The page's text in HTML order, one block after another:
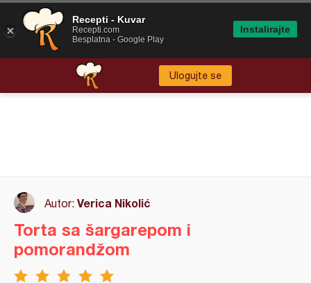
Ulogujte se
Autor: Verica Nikolić
Torta sa šargarepom i
pomorandžom
Recepti - Kuvar
Recepti.com
Besplatna - Google Play
Instalirajte